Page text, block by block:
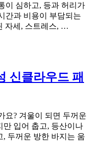
이 심하고, 등과 허리가
간과 비용이 부담되는
자세, 스트레스, …
신클라우드 패
요? 겨울이 되면 두꺼운
만 입어 춥고, 등산이나
두꺼운 방한 바지는 움